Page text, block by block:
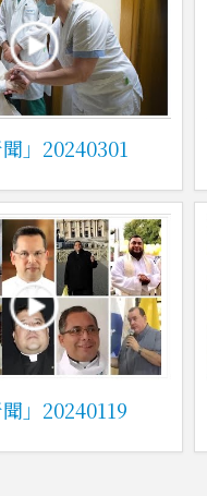
」20240301
」20240119